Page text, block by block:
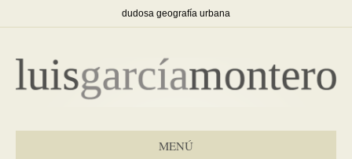
dudosa geografía urbana
MENÚ